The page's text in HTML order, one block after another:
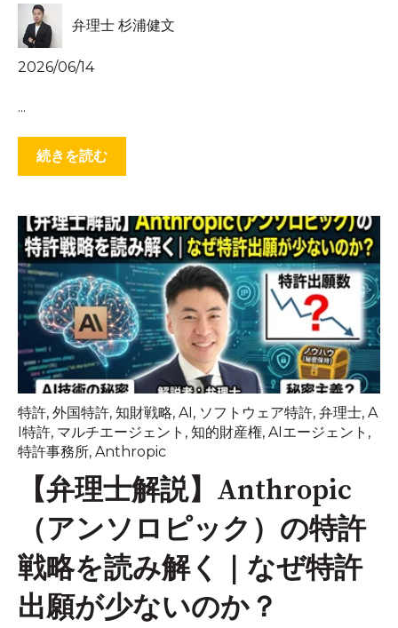
弁理士 杉浦健文
2026/06/14
...
続きを読む
特許, 外国特許, 知財戦略, AI, ソフトウェア特許, 弁理士, A
I特許, マルチエージェント , 知的財産権, AIエージェント ,
特許事務所, Anthropic
【弁理士解説】Anthropic
（アンソロピック）の特許
戦略を読み解く｜なぜ特許
出願が少ないのか？